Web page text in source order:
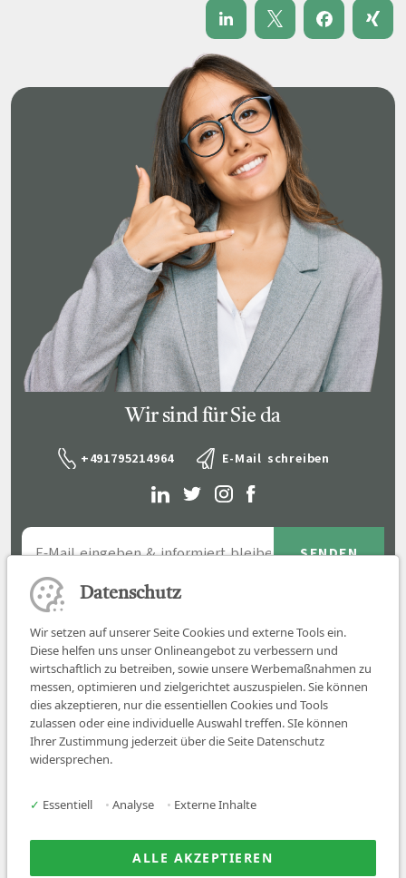
Wir sind für Sie da
+491795214964 E-Mail schreiben
Job finden
Über uns
News
Datenschutz
Wir setzen auf unserer Seite Cookies und externe Tools ein.
Diese helfen uns unser Onlineangebot zu verbessern und
wirtschaftlich zu betreiben, sowie unsere Werbemaßnahmen zu
messen, optimieren und zielgerichtet auszuspielen. Sie können
dies akzeptieren, nur die essentiellen Cookies und Tools
zulassen oder eine individuelle Auswahl treffen. SIe können
Ihrer Zustimmung jederzeit über die Seite Datenschutz
widersprechen.
✓ Essentiell • Analyse • Externe Inhalte
ALLE AKZEPTIEREN